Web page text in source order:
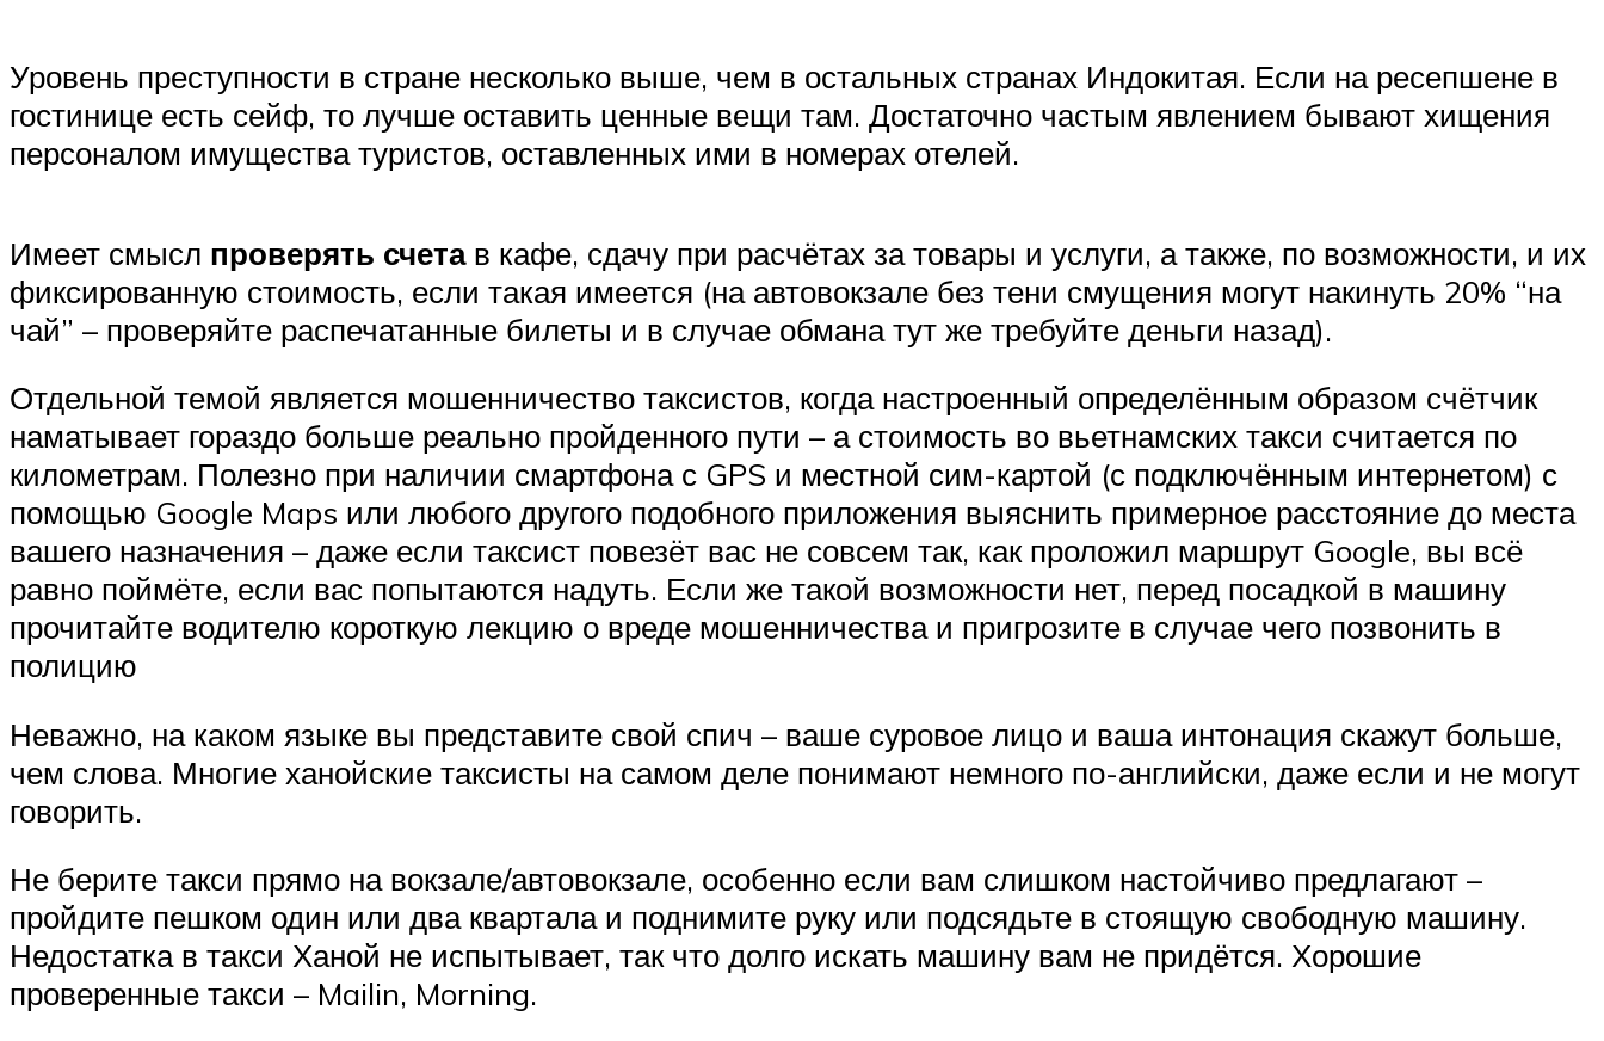
Уровень преступности в стране несколько выше, чем в остальных странах Индокитая. Если на ресепшене в
гостинице есть сейф, то лучше оставить ценные вещи там. Достаточно частым явлением бывают хищения
персоналом имущества туристов, оставленных ими в номерах отелей.
Имеет смысл проверять счетав кафе, сдачу при расчётах за товары и услуги, а также, по возможности, и их
фиксированную стоимость, если такая имеется (на автовокзале без тени смущения могут накинуть 20% “на
чай” – проверяйте распечатанные билеты и в случае обмана тут же требуйте деньги назад).
Отдельной темой является мошенничество таксистов, когда настроенный определённым образом счётчик
наматывает гораздо больше реально пройденного пути – а стоимость во вьетнамских такси считается по
километрам. Полезно при наличии смартфона с GPS и местной сим-картой (с подключённым интернетом) с
помощью Google Maps или любого другого подобного приложения выяснить примерное расстояние до места
вашего назначения – даже если таксист повезёт вас не совсем так, как проложил маршрут Google, вы всё
равно поймёте, если вас попытаются надуть. Если же такой возможности нет, перед посадкой в машину
прочитайте водителю короткую лекцию о вреде мошенничества и пригрозите в случае чего позвонить в
полицию
Неважно, на каком языке вы представите свой спич – ваше суровое лицо и ваша интонация скажут больше,
чем слова. Многие ханойские таксисты на самом деле понимают немного по-английски, даже если и не могут
говорить.
Не берите такси прямо на вокзале/автовокзале, особенно если вам слишком настойчиво предлагают –
пройдите пешком один или два квартала и поднимите руку или подсядьте в стоящую свободную машину.
Недостатка в такси Ханой не испытывает, так что долго искать машину вам не придётся. Хорошие
проверенные такси – Mailin, Morning.